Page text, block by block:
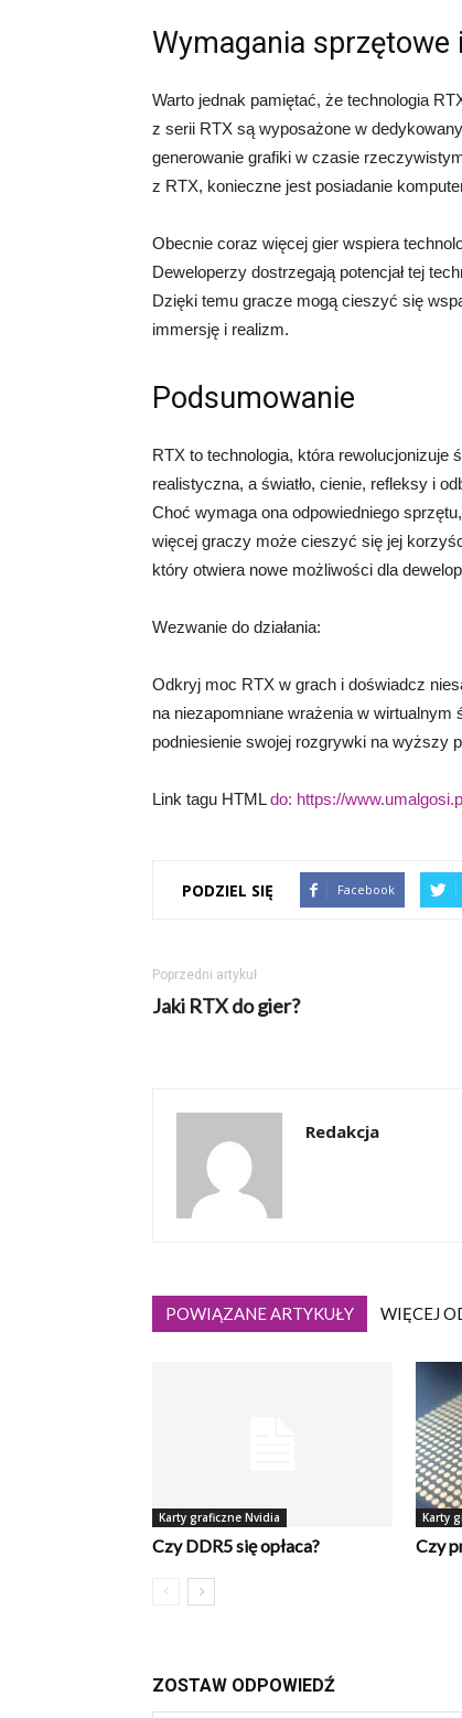
Wymagania
Warto jednak pamiętać, że technologia
z serii RTX są wyposażone w
generowanie grafiki w czasie
z RTX, konieczne jest posiadanie
Obecnie coraz więcej gier wspiera
Deweloperzy dostrzegają potencjał tej
Dzięki temu gracze mogą cieszyć się
immersję i realizm.
Podsumowanie
RTX to technologia, która rewolucjonizuje
realistyczna, a światło, cienie, refleksy i
Choć wymaga ona odpowiedniego
więcej graczy może cieszyć się jej
który otwiera nowe możliwości dla
Wezwanie do działania:
Odkryj moc RTX w grach i doświadcz
na niezapomniane wrażenia w
podniesienie swojej rozgrywki na wyższy
Link tagu HTMLdo: https://
PODZIEL SIĘ Facebook
Poprzedni artykuł
Jaki RTX do gier?
Redakcja
POWIĄZANE ARTYKUŁY WIĘCEJ
Karty graficzne Nvidia
Czy DDR5 się opłaca?
Karty
Czy
ZOSTAW ODPOWIEDŹ